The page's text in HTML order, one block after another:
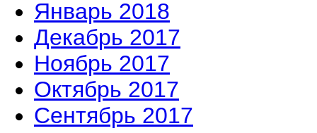
Январь 2018
Декабрь 2017
Ноябрь 2017
Октябрь 2017
Сентябрь 2017